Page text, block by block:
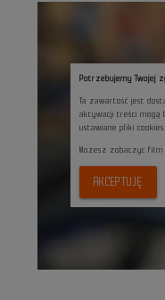
Potrzebujemy Twojej
Ta zawartość jest
aktywacji treści mogą
ustawiane pliki cookies.
Możesz zobaczyc
AKCEPTUJĘ